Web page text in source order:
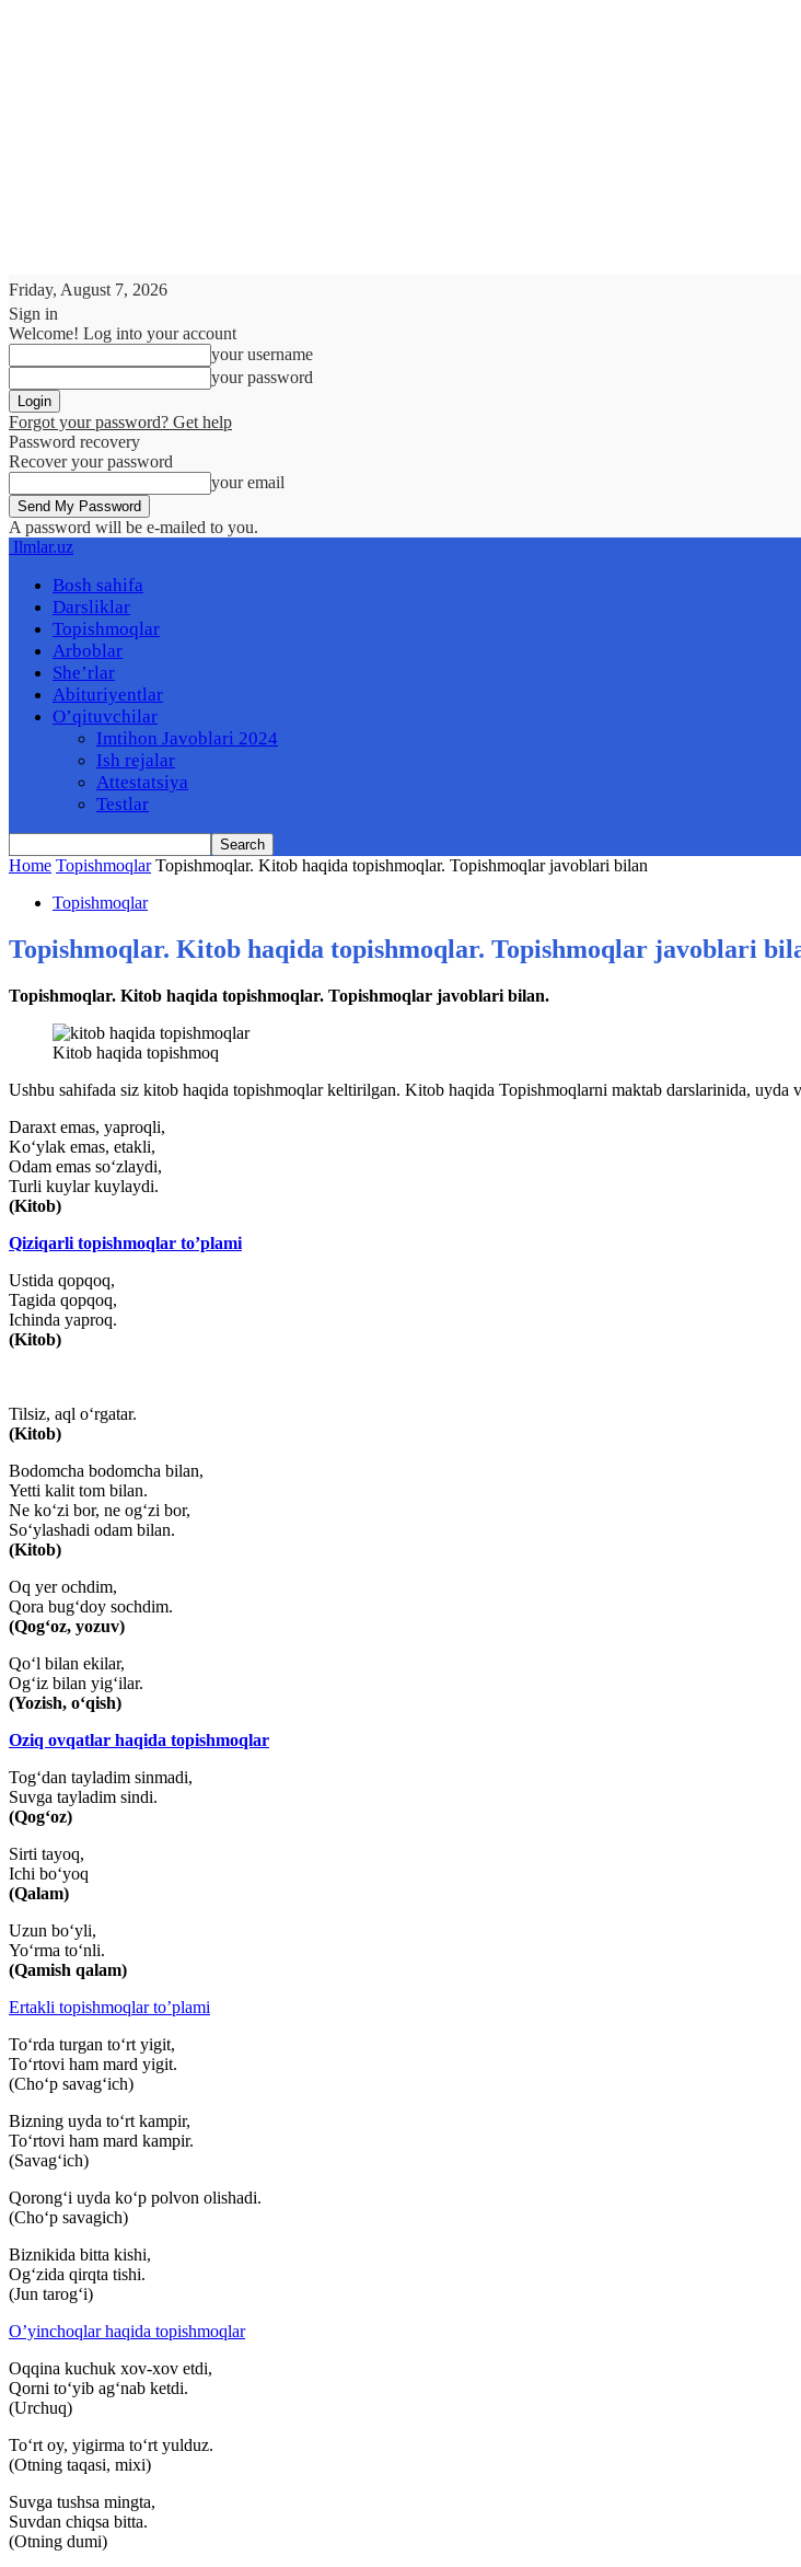
Friday, August 7, 2026
Sign in
Welcome! Log into your account
your username
your password
Forgot your password? Get help
Password recovery
Recover your password
your email
A password will be e-mailed to you.
Ilmlar.uz
Bosh sahifa
Darsliklar
Topishmoqlar
Arboblar
She’rlar
Abituriyentlar
O’qituvchilar
Imtihon Javoblari 2024
Ish rejalar
Attestatsiya
Testlar
Home Topishmoqlar Topishmoqlar. Kitob haqida topishmoqlar. Topishmoqlar javoblari bilan
Topishmoqlar
Topishmoqlar. Kitob haqida topishmoqlar. Topishmoqlar javoblari
Topishmoqlar. Kitob haqida topishmoqlar. Topishmoqlar javoblari bilan.
Kitob haqida topishmoq
Ushbu sahifada siz kitob haqida topishmoqlar keltirilgan. Kitob haqida Topishmoqlarni maktab darslarinida, uyda
Daraxt emas, yaproqli,
Ko‘ylak emas, etakli,
Odam emas so‘zlaydi,
Turli kuylar kuylaydi.
(Kitob)
Qiziqarli topishmoqlar to’plami
Ustida qopqoq,
Tagida qopqoq,
Ichinda yaproq.
(Kitob)
Tilsiz, aql o‘rgatar.
(Kitob)
Bodomcha bodomcha bilan,
Yetti kalit tom bilan.
Ne ko‘zi bor, ne og‘zi bor,
So‘ylashadi odam bilan.
(Kitob)
Oq yer ochdim,
Qora bug‘doy sochdim.
(Qog‘oz, yozuv)
Qo‘l bilan ekilar,
Og‘iz bilan yig‘ilar.
(Yozish, o‘qish)
Oziq ovqatlar haqida topishmoqlar
Tog‘dan tayladim sinmadi,
Suvga tayladim sindi.
(Qog‘oz)
Sirti tayoq,
Ichi bo‘yoq
(Qalam)
Uzun bo‘yli,
Yo‘rma to‘nli.
(Qamish qalam)
Ertakli topishmoqlar to’plami
To‘rda turgan to‘rt yigit,
To‘rtovi ham mard yigit.
(Cho‘p savag‘ich)
Bizning uyda to‘rt kampir,
To‘rtovi ham mard kampir.
(Savag‘ich)
Qorong‘i uyda ko‘p polvon olishadi.
(Cho‘p savagich)
Biznikida bitta kishi,
Og‘zida qirqta tishi.
(Jun tarog‘i)
O’yinchoqlar haqida topishmoqlar
Oqqina kuchuk xov-xov etdi,
Qorni to‘yib ag‘nab ketdi.
(Urchuq)
To‘rt oy, yigirma to‘rt yulduz.
(Otning taqasi, mixi)
Suvga tushsa mingta,
Suvdan chiqsa bitta.
(Otning dumi)